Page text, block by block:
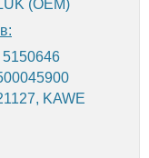
(OEM)
KAWE